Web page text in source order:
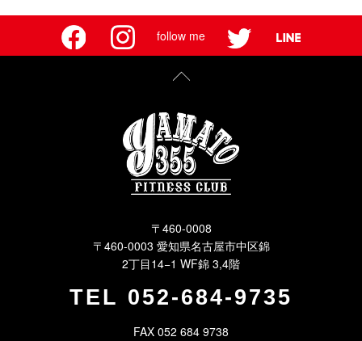
follow me
〒460-0008
〒460-0003 愛知県名古屋市中区錦
2丁目14−1 WF錦 3,4階
TEL 052-684-9735
FAX 052 684 9738